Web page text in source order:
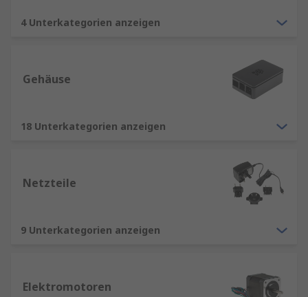
4 Unterkategorien anzeigen
Gehäuse
18 Unterkategorien anzeigen
Netzteile
9 Unterkategorien anzeigen
Elektromotoren